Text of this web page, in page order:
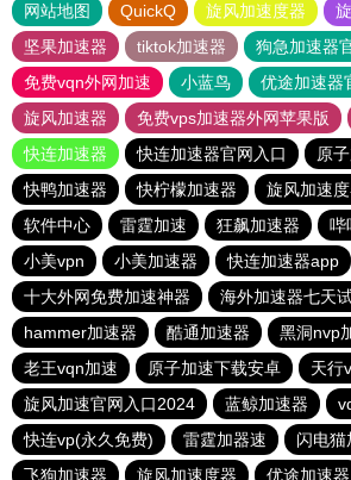
网站地图 QuickQ 旋风加速度器
坚果加速器
tiktok加速器
狗急加速器
免费vqn外网加速
小蓝鸟 优途加速器
旋风加速器
免费vps加速器外网苹果版
快连加速器
快连加速器官网入口
原
快鸭加速器
快柠檬加速器 旋风加速
软件中心
雷霆加速 狂飙加速器 哔
小美vpn
小美加速器 快连加速器app
十大外网免费加速神器
海外加速器七天
hammer加速器
酷通加速器 黑洞nvp
老王vqn加速
原子加速下载安卓
天行
旋风加速官网入口2024
蓝鲸加速器
快连vp(永久免费)
雷霆加器速
闪电猫
飞狗加速器
旋风加速度器 优途加速器